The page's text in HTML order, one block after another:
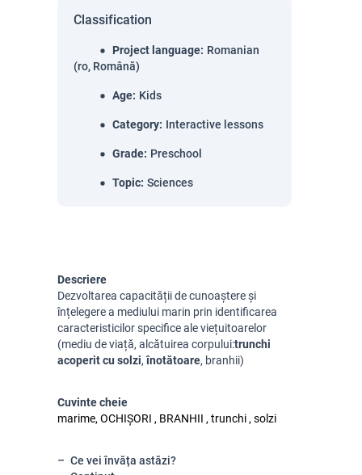
Classification
Project language: Romanian
(ro, Română)
Age: Kids
Category: Interactive lessons
Grade: Preschool
Topic: Sciences
Descriere
Dezvoltarea capacității de cunoaștere și
înțelegere a mediului marin prin identificarea
caracteristicilor specifice ale viețuitoarelor
(mediu de viață, alcătuirea corpului:trunchi
acoperit cu solzi,înotătoare, branhii)
Cuvinte cheie
marime, OCHIȘORI , BRANHII , trunchi , solzi
Ce vei învăța astăzi?